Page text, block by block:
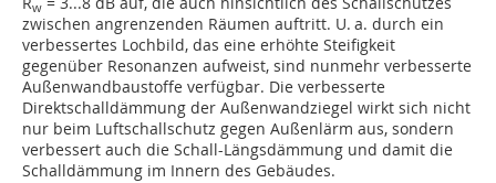
w
zwischen angrenzenden Räumen auftritt. U. a. durch ein
verbessertes Loch­bild, das eine erhöhte Steifigkeit
gegenüber Resonanzen aufweist, sind nunmehr verbesserte
Außenwandbaustoffe verfügbar. Die verbesserte
Direktschalldämmung der Außen­wandziegel wirkt sich nicht
nur beim Luftschall­schutz gegen Außenlärm aus, sondern
verbessert auch die Schall-Längsdämmung und damit die
Schalldämmung im Innern des Gebäudes.